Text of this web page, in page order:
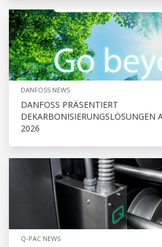
DANFOSS NEWS
DANFOSS PRÄSENTIERT
DEKARBONISIERUNGSLÖSUNGEN
2026
Q-PAC NEWS